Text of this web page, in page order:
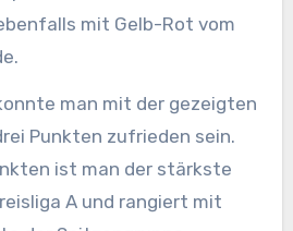
mit Gelb-Rot vom
man mit der gezeigten
Punkten zufrieden sein.
ist man der stärkste
A und rangiert mit